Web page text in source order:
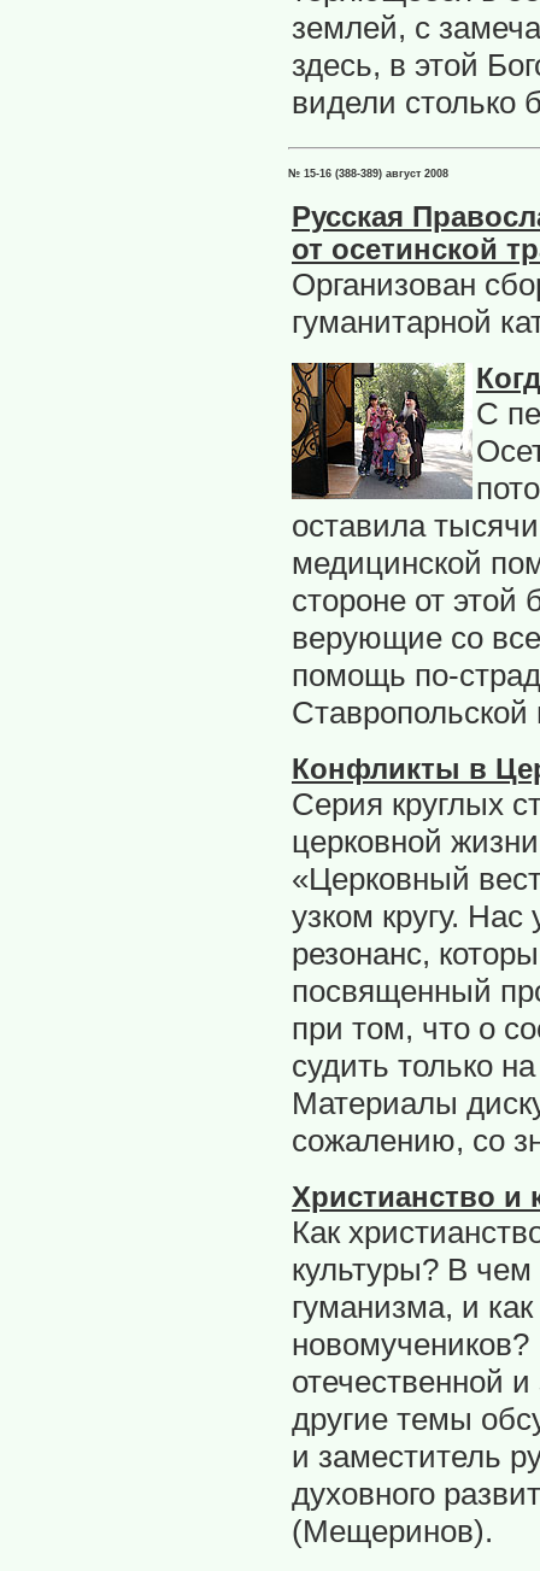
землей, с
здесь, в этой
видели столько
№ 15-16 (388-389) август 2008
Русская
от осетинской
Организован
гуманитарной
С
оставила
медицинской
стороне от
верующие со
помощь по-
Конфликты в
Серия круглых
церковной
«Церковный
узком кругу.
резонанс,
посвященный
при том, что о
судить только
Материалы
сожалению, со
Христианство и
Как
культуры? В чем
гуманизма, и
отечественной
другие темы
и заместитель
духовного
(Мещеринов).